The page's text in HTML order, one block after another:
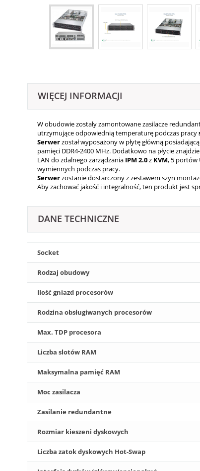
WIĘCEJ INFORMACJI
W obudowie zostały zamontowane zasilacze
utrzymujące odpowiednią temperaturę podczas pracy
Serwerzostał wyposażony w płytę główną
pamięci DDR4-2400 MHz. Dodatkowo na płycie
LAN do zdalnego zarządzania IPM 2.0z KVM, 5 portów
wymiennych podczas pracy.
Serwerzostanie dostarczony z zestawem szyn
Aby zachować jakość i integralność, ten produkt jest
DANE TECHNICZNE
Socket
Rodzaj obudowy
Ilość gniazd procesorów
Rodzina obsługiwanych procesorów
Max. TDP procesora
Liczba slotów RAM
Maksymalna pamięć RAM
Moc zasilacza
Zasilanie redundantne
Rozmiar kieszeni dyskowych
Liczba zatok dyskowych Hot-Swap